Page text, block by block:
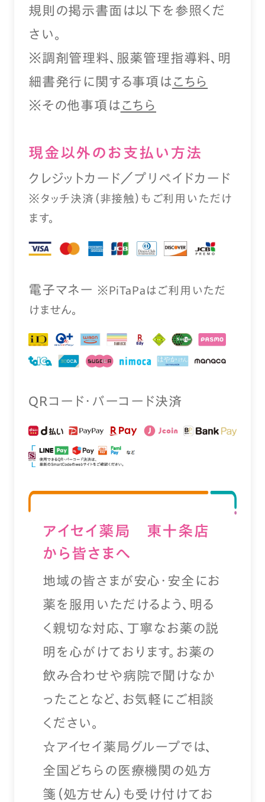
規則の掲示書面は以下を参照くだ
さい。
※調剤管理料、服薬管理指導料、明
細書発行に関する事項は こちら
※その他事項は こちら
現⾦以外のお⽀払い⽅法
クレジットカード／プリペイドカード
※タッチ決済（⾮接触）もご利⽤いただけ
ます。
電⼦マネー ※PiTaPaはご利⽤いただ
けません。
QRコード・バーコード決済
アイセイ薬局 東十条店
から皆さまへ
地域の皆さまが安心・安全にお
薬を服用いただけるよう、明る
く親切な対応、丁寧なお薬の説
明を心がけております。お薬の
飲み合わせや病院で聞けなか
ったことなど、お気軽にご相談
ください。
☆アイセイ薬局グループでは、
全国どちらの医療機関の処方
箋（処方せん）も受け付けてお